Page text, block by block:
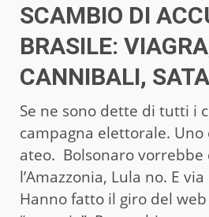
SCAMBIO DI
BRASILE:
CANNIBALI,
Se ne sono dette di tutti i
campagna elettorale. Uno
ateo. Bolsonaro vorrebbe
l’Amazzonia, Lula no. E
Hanno fatto il giro del